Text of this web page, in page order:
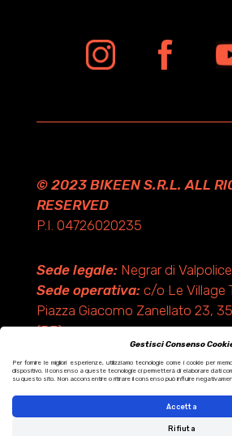
Gestisci Consenso
Per fornire le migliori esperienze, utilizziamo tecnologie come i cookie per
dispositivo. Il consenso a queste tecnologie ci permetterà di elaborare dati
su questo sito. Non acconsentire o ritirare il consenso può influire
Accetta
Rifiuta
© 2023 BIKEEN S.R.L. ALL
RESERVED
P.I. 04726020235
Sede legale:Negrar di
Sede operativa:c/o Le Village
Piazza Giacomo Zanellato 23,
(PD)
Design by KF ADV
Development by Italix.net